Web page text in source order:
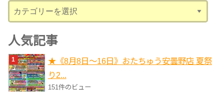
テ
ゴ
リ
ー
人気記事
★《8月8日～16日》おたちゅう安曇野店 夏祭
り2...
151件のビュー